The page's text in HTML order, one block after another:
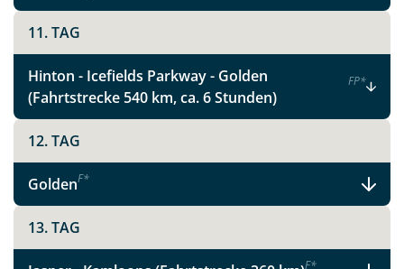
11. TAG
Hinton - Icefields Parkway - Golden
(Fahrtstrecke 540 km, ca. 6 Stunden)
FP*
12. TAG
GoldenF*
13. TAG
F*